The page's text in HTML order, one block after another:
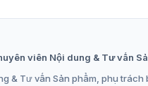
viên Nội dung & Tư vấn
& Tư vấn Sản phẩm, phụ